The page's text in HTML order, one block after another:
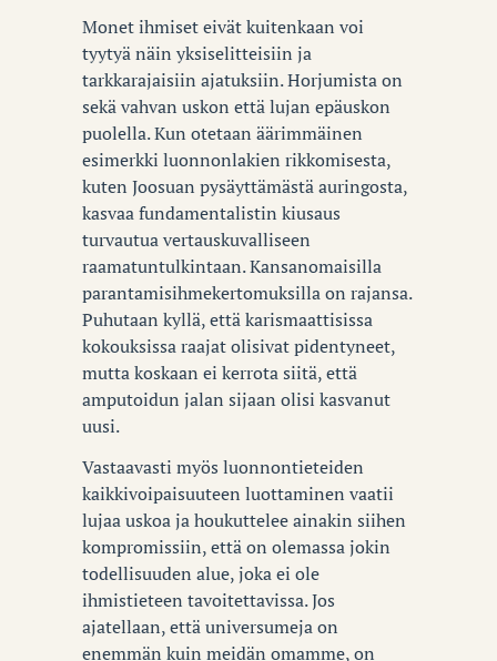
Monet ihmiset eivät kuitenkaan voi
tyytyä näin yksiselitteisiin ja
tarkkarajaisiin ajatuksiin. Horjumista on
sekä vahvan uskon että lujan epäuskon
puolella. Kun otetaan äärimmäinen
esimerkki luonnonlakien rikkomisesta,
kuten Joosuan pysäyttämästä auringosta,
kasvaa fundamentalistin kiusaus
turvautua vertauskuvalliseen
raamatuntulkintaan. Kansanomaisilla
parantamisihmekertomuksilla on rajansa.
Puhutaan kyllä, että karismaattisissa
kokouksissa raajat olisivat pidentyneet,
mutta koskaan ei kerrota siitä, että
amputoidun jalan sijaan olisi kasvanut
uusi.
Vastaavasti myös luonnontieteiden
kaikkivoipaisuuteen luottaminen vaatii
lujaa uskoa ja houkuttelee ainakin siihen
kompromissiin, että on olemassa jokin
todellisuuden alue, joka ei ole
ihmistieteen tavoitettavissa. Jos
ajatellaan, että universumeja on
enemmän kuin meidän omamme, on